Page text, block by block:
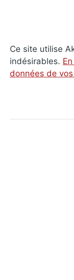
Ce site utilise
indésirables.
données de